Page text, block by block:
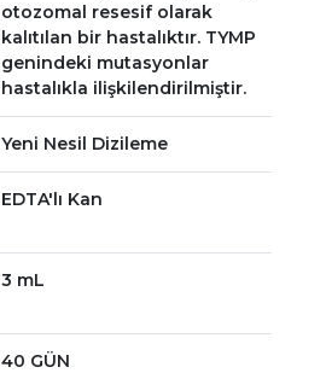
otozomal resesif olarak
kalıtılan bir hastalıktır. TYMP
genindeki mutasyonlar
hastalıkla ilişkilendirilmiştir.
Yeni Nesil Dizileme
EDTA'lı Kan
3 mL
40 GÜN